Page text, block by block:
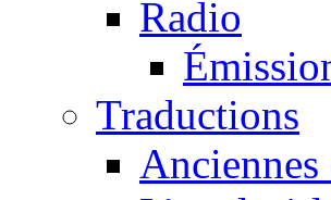
Radio
Traductions